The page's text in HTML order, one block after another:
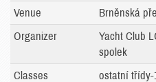
Venue
Brněnská
Organizer
Yacht Club
spolek
Classes
ostatní třídy-